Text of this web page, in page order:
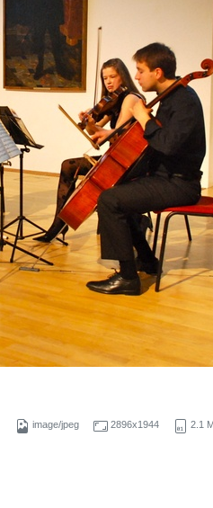
image/jpeg 2896x1944 2.1